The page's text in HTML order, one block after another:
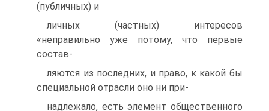
(публичных) и
личных (частных) интересов
«неправильно уже потому, что первые
состав-
ляются из последних, и право, к какой бы
специальной отрасли оно ни при-
надлежало, есть элемент общественного